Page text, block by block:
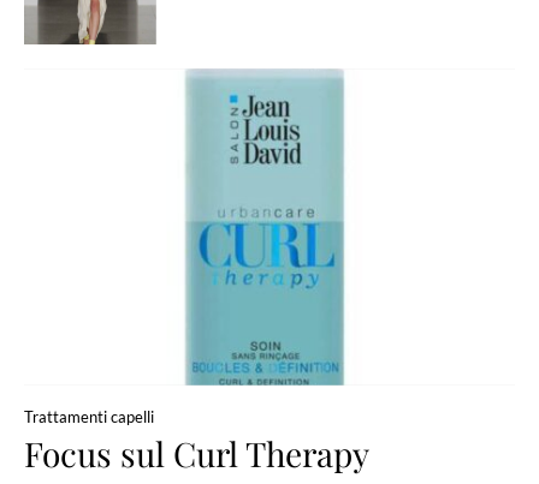
Trattamenti capelli
Focus sul Curl Therapy